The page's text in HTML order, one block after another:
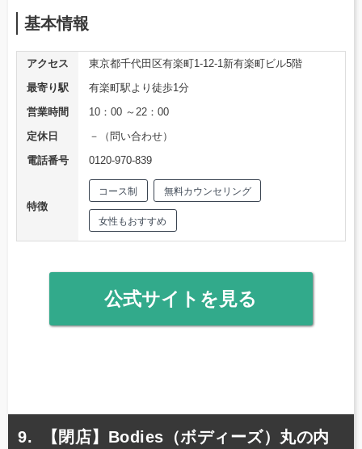
基本情報
アクセス
東京都千代田区有楽町1-12-1新有楽町ビル5階
最寄り駅
有楽町駅より徒歩1分
営業時間
10：00 ～22：00
定休日
－（問い合わせ）
電話番号
0120-970-839
特徴
コース制 無料カウンセリング
女性もおすすめ
公式サイトを見る
【閉店】Bodies（ボディーズ）丸の内